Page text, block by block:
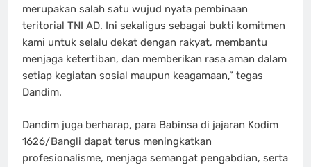
merupakan salah satu wujud nyata pembinaan
teritorial TNI AD. Ini sekaligus sebagai bukti komitmen
kami untuk selalu dekat dengan rakyat, membantu
menjaga ketertiban, dan memberikan rasa aman dalam
setiap kegiatan sosial maupun keagamaan,” tegas
Dandim.
Dandim juga berharap, para Babinsa di jajaran Kodim
1626/Bangli dapat terus meningkatkan
profesionalisme, menjaga semangat pengabdian, serta